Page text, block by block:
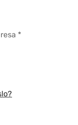
*Povinné